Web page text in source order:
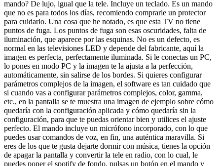
mando? De lujo, igual que la tele. Incluye un teclado. Es un mando
que no es para todos los días, recomiendo comprarle un protector
para cuidarlo. Una cosa que he notado, es que esta TV no tiene
puntos de fuga. Los puntos de fuga son esas oscuridades, falta de
iluminación, que aparece por las esquinas. No es un defecto, es
normal en las televisiones LED y depende del fabricante, aquí la
imagen es perfecta, perfectamente iluminada. Si le conectas un PC,
lo pones en modo PC y la imagen te la ajusta a la perfección,
automáticamente, sin salirse de los bordes. Si quieres configurar
parámetros complejos de la imagen, el software es tan cuidado que
si cuando vas a configurar parámetros complejos, color, gamma,
etc., en la pantalla se te muestra una imagen de ejemplo sobre cómo
quedaría con la configuración aplicada y cómo quedaría sin la
configuración, para que te puedas orientar bien y utilices el ajuste
perfecto. El mando incluye un micrófono incorporado, con lo que
puedes usar comandos de voz, en fin, una auténtica maravilla. Si
eres de los que te gusta dejarte dormir con música, tienes la opción
de apagar la pantalla y convertir la tele en radio, con lo cual, le
puedes poner el spotify de fondo, pulsas un botón en el mando y